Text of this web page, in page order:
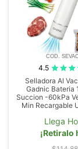
COD.
4.5
Selladora Al
Gadnic Bateria
Succion -60kPa
Min Recargable
Llega
¡Retiralo